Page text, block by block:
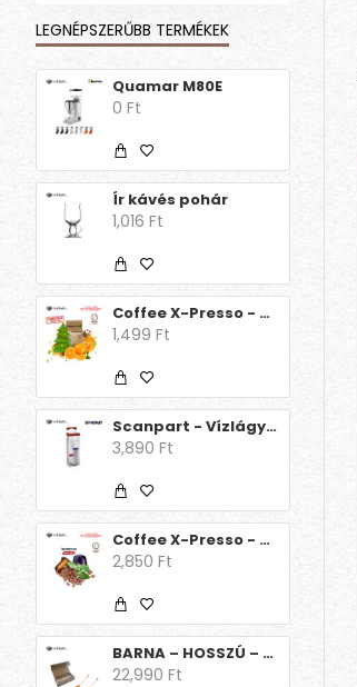
LEGNÉPSZERŰBB TERMÉKEK
Quamar M80E
0 Ft
Ír kávés pohár
1,016 Ft
Coffee X-Presso - Aroma Decaff Orange Christmas Edition
1,499 Ft
Scanpart - Vízlágyító betét /Delonghi/ 1db
3,890 Ft
Coffee X-Presso - Decaffeinato 15 db
2,850 Ft
BARNA – HOSSZÚ – KARTONDOBOZBAN – 100 db/csomag (Egyesével csomagolt) kandispálca
22,990 Ft